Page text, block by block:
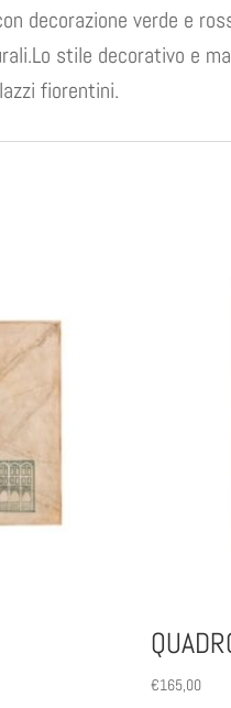
decorazione verde e
stile decorativo e
fiorentini.
€165,00